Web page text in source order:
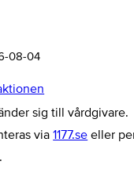
08-04
sig till vårdgivare.
via1177.se eller